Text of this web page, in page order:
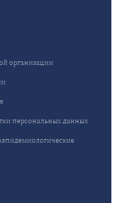
организации
персональных данных